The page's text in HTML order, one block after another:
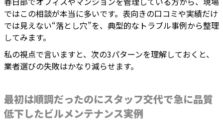
ではこの相談が本当に多いです。表向きの口コミや実績だけ
では見えない“落とし穴”を、典型的なトラブル事例から整理
してみます。
私の視点で言いますと、次の3パターンを理解しておくと、
業者選びの失敗はかなり減らせます。
最初は順調だったのにスタッフ交代で急に品質
低下したビルメンテナンス実例